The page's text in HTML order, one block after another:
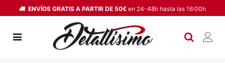
ENVÍOS GRATIS A PARTIR DE 50€ en 24-48h hasta las 16:00h